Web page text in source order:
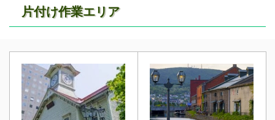
片付け作業エリア